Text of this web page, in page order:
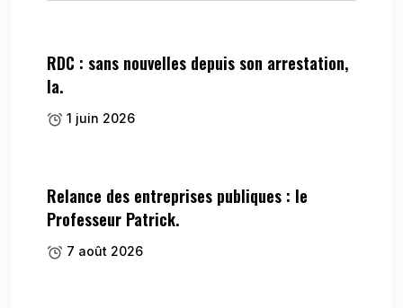
RDC : sans nouvelles depuis son arrestation,
la.
1 juin 2026
Relance des entreprises publiques : le
Professeur Patrick.
7 août 2026